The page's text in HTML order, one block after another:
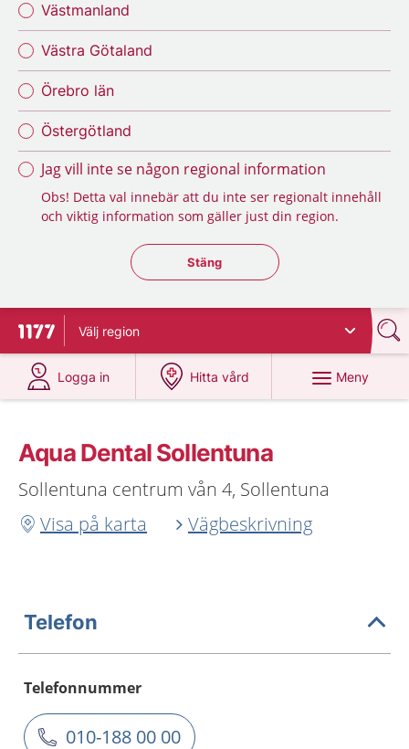
Västmanland
Västra Götaland
Örebro län
Östergötland
Jag vill inte se någon regional information
Obs! Detta val innebär att du inte ser regionalt innehåll
och viktig information som gäller just din region.
Stäng regionsväljaren
Stäng
Till startsidan för 1177
Välj region
Logga in
på 1177.se
Hitta vård
på 1177.se
Meny
Aqua Dental Sollentuna
Sollentuna centrum vån 4, Sollentuna
Visa på karta
Vägbeskrivning
Telefon
Telefonnummer
010-188 00 00